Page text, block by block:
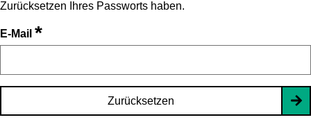
Zurücksetzen Ihres Passworts haben.
E-Mail *
Zurücksetzen